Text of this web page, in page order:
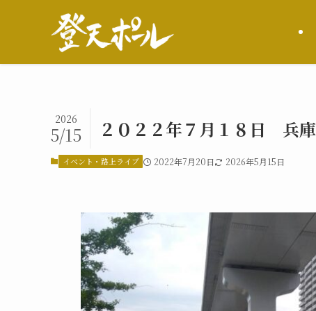
２０２２年７月１８日 兵
2026
5/15
イベント・路上ライブ 2022年7月20日 2026年5月15日